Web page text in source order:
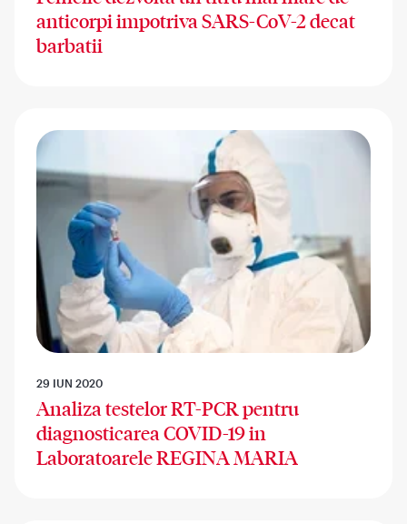
anticorpi impotriva SARS-CoV-2 decat
barbatii
29 IUN 2020
Analiza testelor RT-PCR pentru
diagnosticarea COVID-19 in
Laboratoarele REGINA MARIA